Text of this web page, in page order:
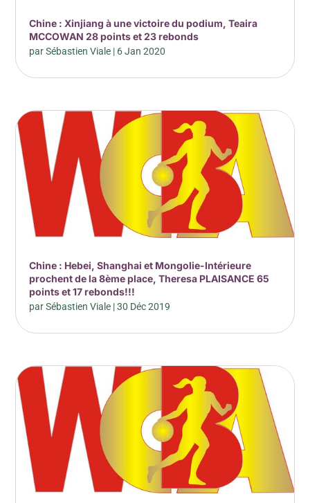
Chine : Xinjiang à une victoire du podium, Teaira
MCCOWAN 28 points et 23 rebonds
parSébastien Viale | 6 Jan 2020
Chine : Hebei, Shanghai et Mongolie-Intérieure
prochent de la 8ème place, Theresa PLAISANCE 65
points et 17 rebonds!!!
parSébastien Viale |30 Déc 2019